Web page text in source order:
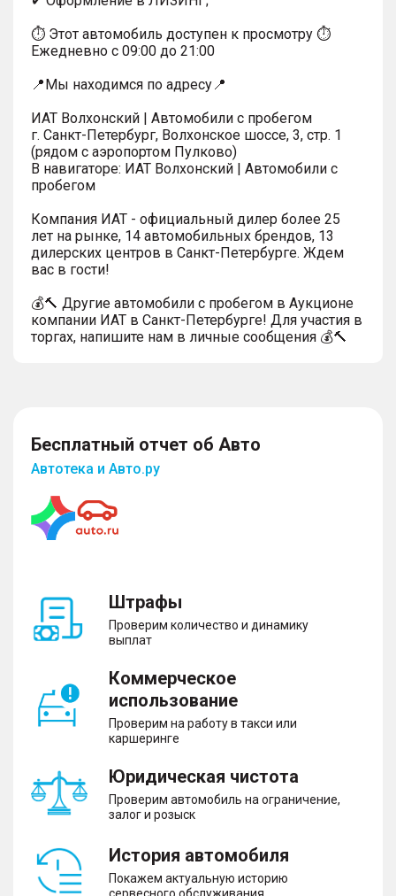
⏱ Этот автомобиль доступен к просмотру ⏱
Ежедневно с 09:00 до 21:00
📍Мы находимся по адресу📍
ИАТ Волхонский | Автомобили с пробегом
г. Санкт-Петербург, Волхонское шоссе, 3, стр. 1
(рядом с аэропортом Пулково)
В навигаторе: ИАТ Волхонский | Автомобили с
пробегом
Компания ИАТ - официальный дилер более 25
лет на рынке, 14 автомобильных брендов, 13
дилерских центров в Санкт-Петербурге. Ждем
вас в гости!
💰🔨 Другие автомобили с пробегом в Аукционе
компании ИАТ в Санкт-Петербурге! Для участия в
торгах, напишите нам в личные сообщения 💰🔨
Бесплатный отчет об Авто
Автотека и Авто.ру
Штрафы
Проверим количество и динамику
выплат
Коммерческое
использование
Проверим на работу в такси или
каршеринге
Юридическая чистота
Проверим автомобиль на ограничение,
залог и розыск
История автомобиля
Покажем актуальную историю
сервесного обслуживания